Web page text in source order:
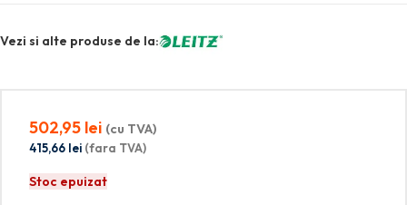
Vezi si alte produse de la:
502,95 lei (cu TVA)
415,66 lei (fara TVA)
Stoc epuizat